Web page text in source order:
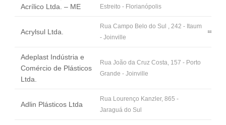
Acrílico Ltda. – ME
Estreito - Florianópolis
Acrylsul Ltda.
Rua Campo Belo do Sul , 242 - Itaum
- Joinville
Adeplast Indústria e
Comércio de Plásticos
Ltda.
Rua João da Cruz Costa, 157 - Porto
Grande - Joinville
Adlin Plásticos Ltda
Rua Lourenço Kanzler, 865 -
Jaraguá do Sul